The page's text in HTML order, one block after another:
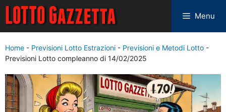
Menu
Home - Previsioni Lotto Estrazioni - Previsioni e Metodi Lotto -
Previsioni Lotto compleanno di 14/02/2025